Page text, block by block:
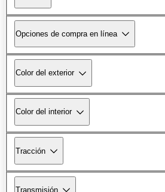
Opciones de compra en línea
Color del exterior
Color del interior
Tracción
Transmisión